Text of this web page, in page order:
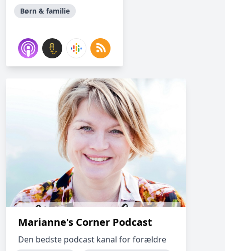
Børn & familie
Marianne's Corner Podcast
Den bedste podcast kanal for forældre